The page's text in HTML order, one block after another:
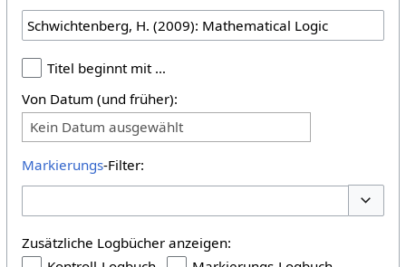
Titel beginnt mit …
Von Datum (und früher):
Kein Datum ausgewählt
Markierungs-Filter:
Zusätzliche Logbücher anzeigen: